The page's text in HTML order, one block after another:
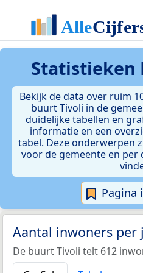
Statistieken
Bekijk de data over ruim
buurt Tivoli in de
duidelijke tabellen en
informatie en een
tabel. Deze onderwerpen
voor de gemeente en
Pagina
Aantal inwoners per
De buurt Tivoli telt 612